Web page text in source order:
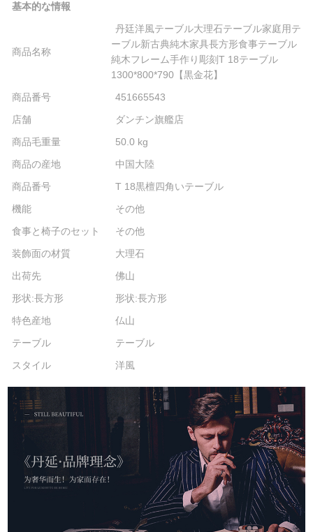
基本的な情報
商品名称
丹廷洋風テーブル大理石テーブル家庭用テ
ーブル新古典純木家具長方形食事テーブル
純木フレーム手作り彫刻T 18テーブル
1300*800*790【黒金花】
商品番号
451665543
店舗
ダンチン旗艦店
商品毛重量
50.0 kg
商品の産地
中国大陸
商品番号
T 18黒檀四角いテーブル
機能
その他
食事と椅子のセット
その他
装飾面の材質
大理石
出荷先
佛山
形状:長方形
形状:長方形
特色産地
仏山
テーブル
テーブル
スタイル
洋風